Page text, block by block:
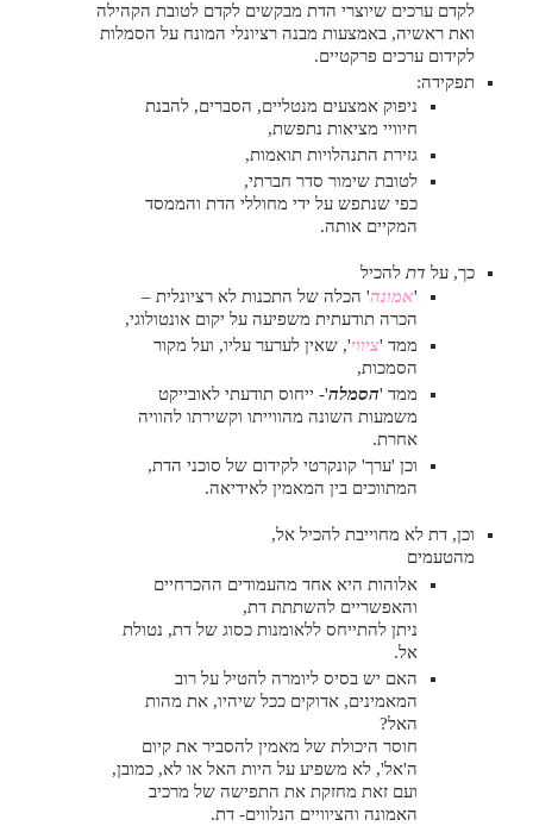
לקדם ערכים שיוצרי הדת מבקשים לקדם לטובת הקהילה
ואת ראשיה, באמצעות מבנה רציונלי המונח על הסמלות
לקידום ערכים פרקטיים.
תפקידה:
ניפוק אמצעים מנטליים, הסברים, להבנת
חיוויי מציאות נתפשת,
גזירת התנהלויות תואמות,
לטובת שימור סדר חברתי,
כפי שנתפש על ידי מחוללי הדת והממסד
המקיים אותה.
כך, עלדתלהכיל
'אמונה' הכלה של התכנות לא רציונלית –
הכרה תודעתית משפיעה על יקום אונטולוגי,
ממד 'ציווי', שאין לערער עליו, ועל מקור
הסמכות,
ממד 'הסמלה'- ייחוס תודעתי לאובייקט
משמעות השונה מהווייתו וקשירתו להוויה
אחרת.
וכן 'ערך' קונקרטי לקידום של סוכני הדת,
המתווכים בין המאמין לאידיאה.
וכן, דת לא מחוייבת להכיל אל,
מהטעמים
אלוהות היא אחד מהעמודים ההכרחיים
והאפשריים להשתתת דת,
ניתן להתייחס ללאומנות כסוג של דת, נטולת
אל.
האם יש בסיס ליומרה להטיל על רוב
המאמינים, אדוקים ככל שיהיו, את מהות
האל?
חוסר היכולת של מאמין להסביר את קיום
ה'אל', לא משפיע על היות האל או לא, כמובן,
ועם זאת מחזקת את התפישה של מרכיב
האמונה והציוויים הנלווים- דת.